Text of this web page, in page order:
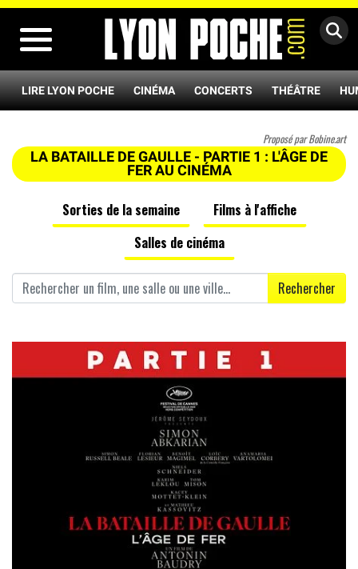
LIRE LYON POCHE CINÉMA CONCERTS THÉÂTRE
Proposé par Bobine.art
LA BATAILLE DE GAULLE - PARTIE 1 : L'ÂGE DE
FER AU CINÉMA
Sorties de la semaine
Films à l'affiche
Salles de cinéma
Rechercher